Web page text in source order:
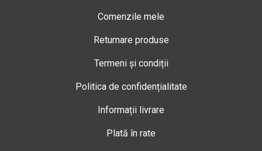
Comenzile mele
Returnare produse
Termeni și condiții
Politica de confidențialitate
Informații livrare
Plată în rate